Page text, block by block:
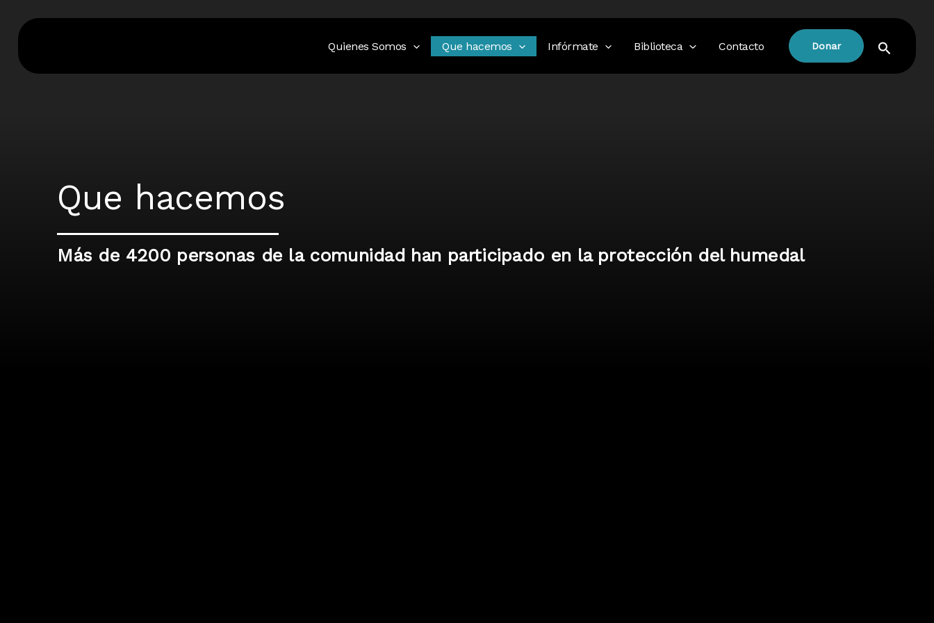
Quienes Somos Que hacemos Infórmate Biblioteca Contacto Donar Buscar
Que hacemos
Más de 4200 personas de la comunidad han participado en la protección del humedal